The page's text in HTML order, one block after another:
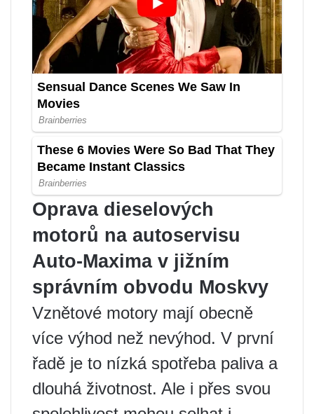
Oprava dieselových
motorů na autoservisu
Auto-Maxima v jižním
správním obvodu Moskvy
Vznětové motory mají obecně
více výhod než nevýhod. V první
řadě je to nízká spotřeba paliva a
dlouhá životnost. Ale i přes svou